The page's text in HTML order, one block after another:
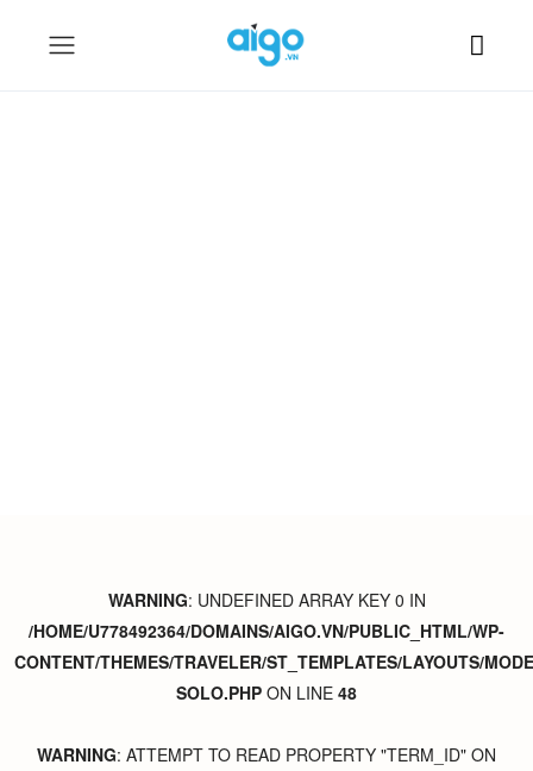
WARNING: UNDEFINED ARRAY KEY 0 IN
/HOME/U778492364/DOMAINS/AIGO.VN/PUBLIC_HTML/WP-
CONTENT/THEMES/TRAVELER/ST_TEMPLATES/LAYOUTS/
SOLO.PHP ON LINE 48
WARNING: ATTEMPT TO READ PROPERTY "TERM_ID" ON